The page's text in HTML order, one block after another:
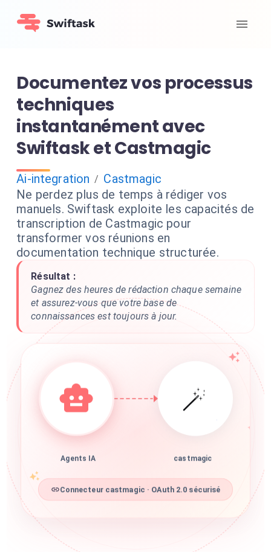
Documentez vos processus
techniques
instantanément avec
Swiftask et Castmagic
Ai-integration / Castmagic
Ne perdez plus de temps à rédiger vos
manuels. Swiftask exploite les capacités de
transcription de Castmagic pour
transformer vos réunions en
documentation technique structurée.
Résultat :
Gagnez des heures de rédaction chaque semaine
et assurez-vous que votre base de
connaissances est toujours à jour.
Agents IA castmagic
Connecteur castmagic · OAuth 2.0 sécurisé